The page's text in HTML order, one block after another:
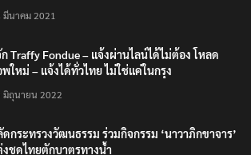
มีนาคม 2021
Traffy Fondue – แจ้งผ่านไลน์ได้ไม่ต้อง โหลด
พใหม่ – แจ้งได้ทั่วไทย ไม่ใช่แค่ในกรุง
มิถุนายน 2022
กระทรวงวัฒนธรรม ร่วมกิจกรรม ‘นาวาภิกขาจาร’
งชุดไทยตักบาตรทางน้ำ